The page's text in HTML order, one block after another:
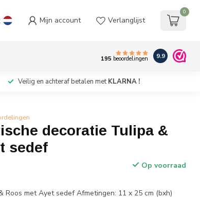
Mijn account Verlanglijst
0
195 beoordelingen 9.9
Veilig en achteraf betalen met KLARNA !
decoratie Tulipa &
sedef
Op voorraad
Roos met Ayet sedef Afmetingen: 11 x 25 cm (bxh)